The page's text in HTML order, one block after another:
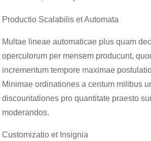
Productio Scalabilis et Automata
Multae lineae automaticae plus quam
operculorum per mensem producunt,
incrementum tempore maximae
Minimae ordinationes a centum milibus
discountationes pro quantitate praesto
moderandos.
Customizatio et Insignia